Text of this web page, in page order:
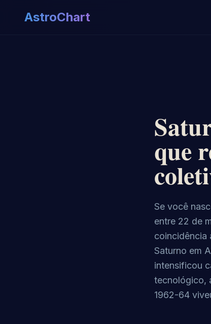
AstroChart
que
Se você
entre 22 de
coincidência
Saturno em
intensificou
tecnológico,
1962-64